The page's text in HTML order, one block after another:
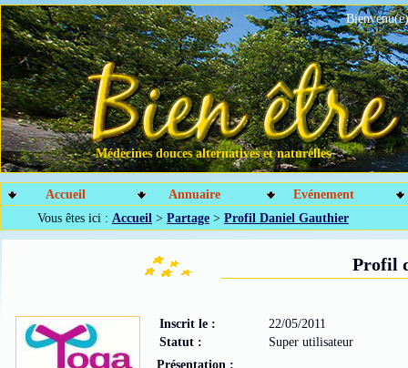
Médecines douces alternatives et naturelles
Accueil Annuaire
Evénement
Vous êtes ici : Accueil > Partage > Profil Daniel Gauthier
Profil
Inscrit le :
22/05/2011
Statut :
Super utilisateur
Présentation :